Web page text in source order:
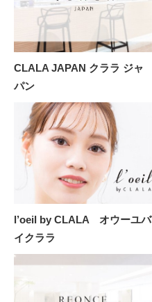
CLALA JAPAN クララ ジャ
パン
l’oeil by CLALA オウーユバ
イクララ